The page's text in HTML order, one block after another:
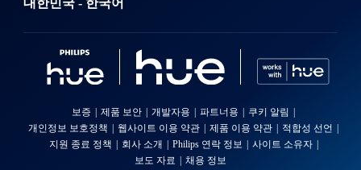
대한민국 - 한국어
보증 제품 보안 개발자용 파트너용
쿠키 알림
개인정보 보호정책
웹사이트 이용 약관 제품 이용 약관
적합성 선언
지원 종료 정책
회사 소개 Philips 연락 정보
사이트 소유자
보도 자료
채용 정보